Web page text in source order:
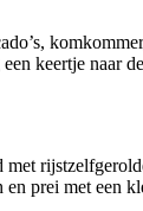
keertje naar
prei met een